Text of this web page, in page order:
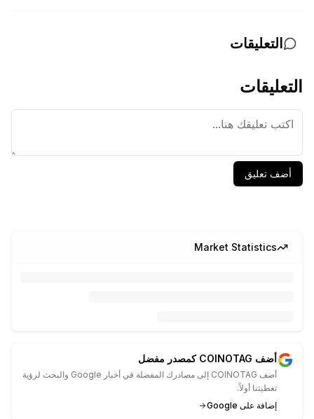
التعليقات
التعليقات
أضف تعليق
Market Statistics
أضف COINOTAG كمصدر مفضل
أضف COINOTAG إلى مصادرك المفضلة في أخبار Google والبحث لرؤية
تغطيتنا أولاً.
إضافة على Google